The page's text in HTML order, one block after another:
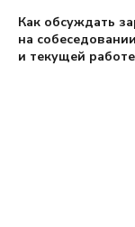
Как обсуждать
на собеседовании
и текущей работе